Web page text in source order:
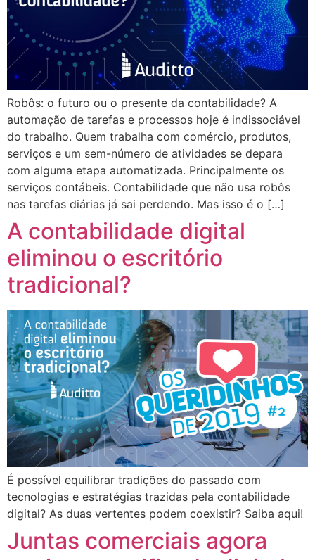
Robôs: o futuro ou o presente da contabilidade? A
automação de tarefas e processos hoje é indissociável
do trabalho. Quem trabalha com comércio, produtos,
serviços e um sem-número de atividades se depara
com alguma etapa automatizada. Principalmente os
serviços contábeis. Contabilidade que não usa robôs
nas tarefas diárias já sai perdendo. Mas isso é o […]
A contabilidade digital
eliminou o escritório
tradicional?
É possível equilibrar tradições do passado com
tecnologias e estratégias trazidas pela contabilidade
digital? As duas vertentes podem coexistir? Saiba aqui!
Juntas comerciais agora